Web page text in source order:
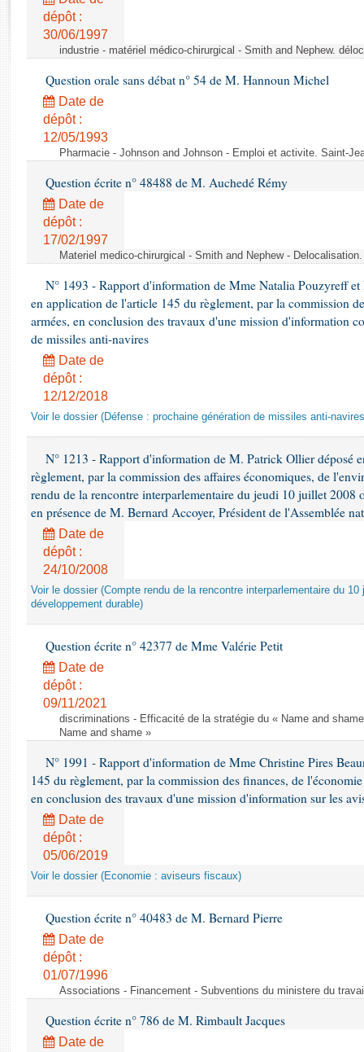
Rapports d'enquête
Rapports législatifs
Dossiers législatifs
Budget et sécurité sociale
Questions écrites et orales
dépôt :
30/06/1997
industrie - matériel médico-chirurgical - Smith and Nephew.
Question orale sans débat n° 54 de M. Hannoun Michel
Date de
dépôt :
12/05/1993
Pharmacie - Johnson and Johnson - Emploi et activite. Saint-
Question écrite n° 48488 de M. Auchedé Rémy
Date de
dépôt :
17/02/1997
Materiel medico-chirurgical - Smith and Nephew -
N° 1493 - Rapport d'information de Mme Natalia Pouzyreff
en application de l'article 145 du règlement, par la commission
armées, en conclusion des travaux d'une mission d'information
de missiles anti-navires
Date de
dépôt :
12/12/2018
Voir le dossier (Défense : prochaine génération de missiles anti-
N° 1213 - Rapport d'information de M. Patrick Ollier déposé
règlement, par la commission des affaires économiques, de
rendu de la rencontre interparlementaire du jeudi 10 juillet 2008
en présence de M. Bernard Accoyer, Président de l'Assemblée
Date de
dépôt :
24/10/2008
Voir le dossier (Compte rendu de la rencontre interparlementaire du
développement durable)
Question écrite n° 42377 de Mme Valérie Petit
Date de
dépôt :
09/11/2021
discriminations - Efficacité de la stratégie du « Name and
Name and shame »
N° 1991 - Rapport d'information de Mme Christine Pires
145 du règlement, par la commission des finances, de
en conclusion des travaux d'une mission d'information sur les
Date de
dépôt :
05/06/2019
Voir le dossier (Economie : aviseurs fiscaux)
Question écrite n° 40483 de M. Bernard Pierre
Date de
dépôt :
01/07/1996
Associations - Financement - Subventions du ministere du
Question écrite n° 786 de M. Rimbault Jacques
Date de